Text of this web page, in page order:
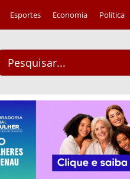
Esportes Economia Política